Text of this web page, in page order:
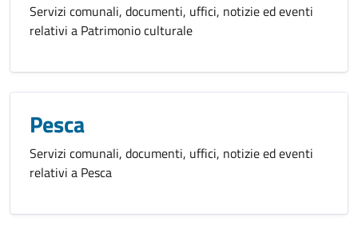
Servizi comunali, documenti, uffici, notizie ed eventi
relativi a Patrimonio culturale
Pesca
Servizi comunali, documenti, uffici, notizie ed eventi
relativi a Pesca